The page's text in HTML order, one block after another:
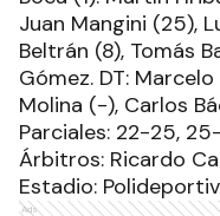
Juan Mangini (25),
Beltrán (8), Tomás
Gómez. DT:
Molina (-), Carlos
Parciales: 22-25,
Árbitros: Ricardo
Estadio:
Ads